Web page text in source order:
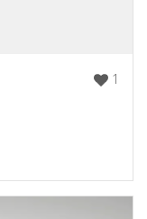
1